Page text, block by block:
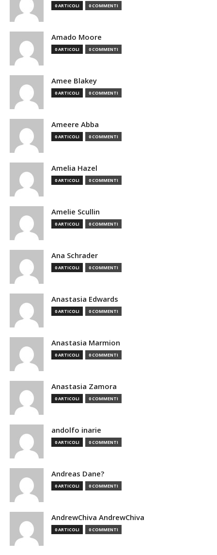
0 ARTICOLI 0 COMMENTI
Amado Moore
0 ARTICOLI 0 COMMENTI
Amee Blakey
0 ARTICOLI 0 COMMENTI
Ameere Abba
0 ARTICOLI 0 COMMENTI
Amelia Hazel
0 ARTICOLI 0 COMMENTI
Amelie Scullin
0 ARTICOLI 0 COMMENTI
Ana Schrader
0 ARTICOLI 0 COMMENTI
Anastasia Edwards
0 ARTICOLI 0 COMMENTI
Anastasia Marmion
0 ARTICOLI 0 COMMENTI
Anastasia Zamora
0 ARTICOLI 0 COMMENTI
andolfo inarie
0 ARTICOLI 0 COMMENTI
Andreas Dane?
0 ARTICOLI 0 COMMENTI
AndrewChiva AndrewChiva
0 ARTICOLI 0 COMMENTI